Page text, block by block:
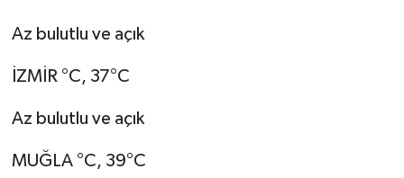
Az bulutlu ve açık
İZMİR °C, 37°C
Az bulutlu ve açık
MUĞLA °C, 39°C